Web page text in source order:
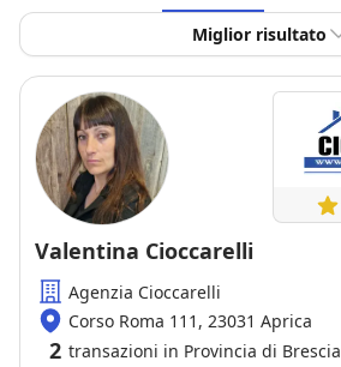
Miglior risultato
Valentina Cioccarelli
Agenzia Cioccarelli
Corso Roma 111, 23031 Aprica
2 transazioni in Provincia di Brescia